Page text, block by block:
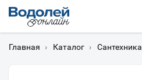
Главная › Каталог › Сантехника